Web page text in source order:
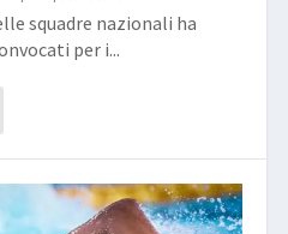
squadre nazionali ha
per i...